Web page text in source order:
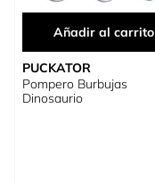
Añadir al carrito
PUCKATOR
Pompero Burbujas
Dinosaurio